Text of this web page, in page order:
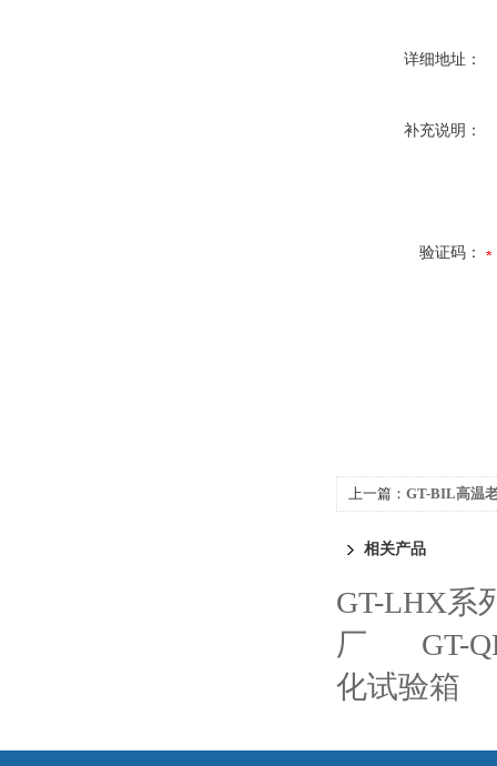
详细地址：
补充说明：
验证码：
上一篇： GT-BIL高温
相关产品
GT-LHX系
厂
GT-
化试验箱